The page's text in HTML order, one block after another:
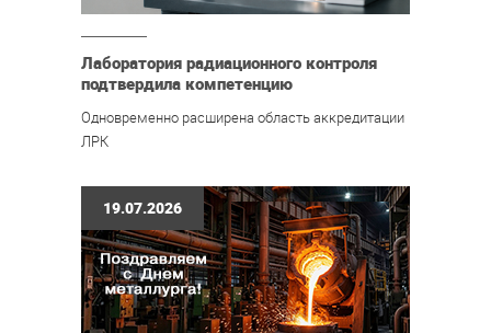
Лаборатория радиационного контроля
подтвердила компетенцию
Одновременно расширена область аккредитации
ЛРК
19.07.2026